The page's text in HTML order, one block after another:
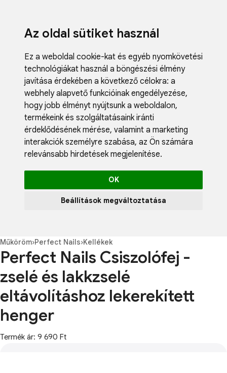
Az oldal sütiket használ
Ez a weboldal cookie-kat és egyéb nyomkövetési
technológiákat használ a böngészési élmény
javítása érdekében a következő célokra: a
webhely alapvető funkcióinak engedélyezése,
hogy jobb élményt nyújtsunk a weboldalon,
termékeink és szolgáltatásaink iránti
érdeklődésének mérése, valamint a marketing
interakciók személyre szabása, az Ön számára
relevánsabb hirdetések megjelenítése.
OK
Beállítások megváltoztatása
Blog
Műköröm›Perfect Nails›Kellékek
Perfect Nails Csiszolófej -
zselé és lakkzselé
eltávolításhoz lekerekített
henger
Termék ár: 9 690 Ft